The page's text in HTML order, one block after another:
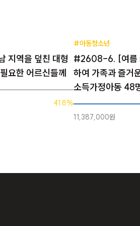
역을 덮친 대형
요한 어르신들께
41.8%
#아동청소년
#2608-6. [여름
하여 가족과 즐거
소득가정아동 48
11,387,000원